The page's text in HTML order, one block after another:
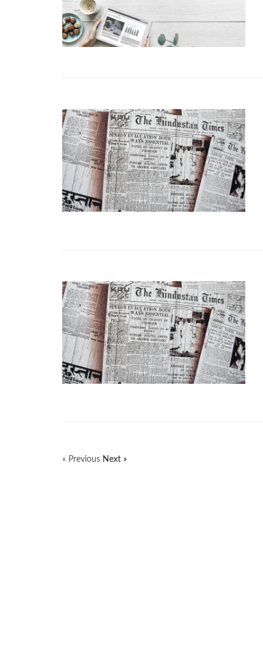
« Previous Next »